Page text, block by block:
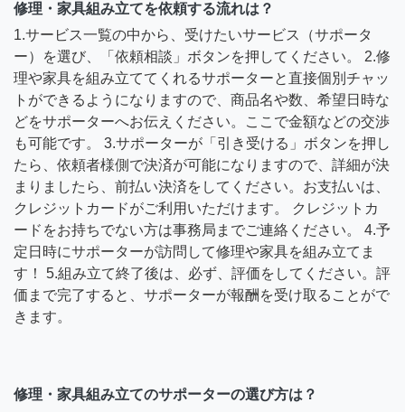
修理・家具組み立てを依頼する流れは？
1.サービス一覧の中から、受けたいサービス（サポータ
ー）を選び、「依頼相談」ボタンを押してください。 2.修
理や家具を組み立ててくれるサポーターと直接個別チャッ
トができるようになりますので、商品名や数、希望日時な
どをサポーターへお伝えください。ここで金額などの交渉
も可能です。 3.サポーターが「引き受ける」ボタンを押し
たら、依頼者様側で決済が可能になりますので、詳細が決
まりましたら、前払い決済をしてください。お支払いは、
クレジットカードがご利用いただけます。 クレジットカ
ードをお持ちでない方は事務局までご連絡ください。 4.予
定日時にサポーターが訪問して修理や家具を組み立てま
す！ 5.組み立て終了後は、必ず、評価をしてください。評
価まで完了すると、サポーターが報酬を受け取ることがで
きます。
修理・家具組み立てのサポーターの選び方は？